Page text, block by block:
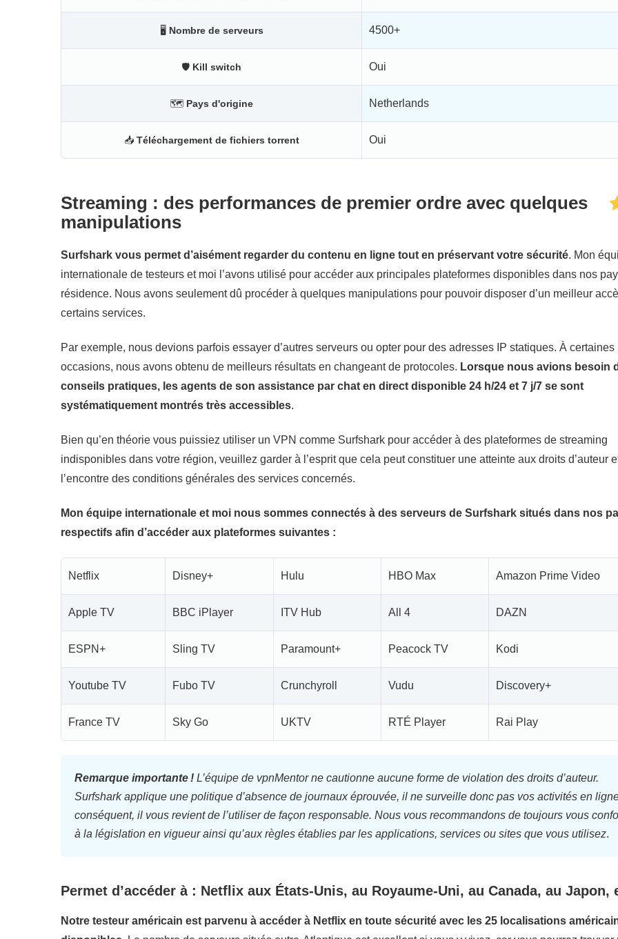
🖥 Nombre de serveurs 4500+
🛡 Kill switch Oui
🗺 Pays d'origine Netherlands
📥 Téléchargement de fichiers torrent Oui
Streaming : des performances de premier ordre avec quelques
manipulations
Surfshark vous permet d’aisément regarder du contenu en ligne tout en préservant votre sécurité. Mon
internationale de testeurs et moi l’avons utilisé pour accéder aux principales plateformes disponibles dans nos
résidence. Nous avons seulement dû procéder à quelques manipulations pour pouvoir disposer d’un meilleur
certains services.
Par exemple, nous devions parfois essayer d’autres serveurs ou opter pour des adresses IP statiques. À certaines
occasions, nous avons obtenu de meilleurs résultats en changeant de protocoles. Lorsque nous avions besoin
conseils pratiques, les agents de son assistance par chat en direct disponible 24 h/24 et 7 j/7 se sont
systématiquement montrés très accessibles.
Bien qu’en théorie vous puissiez utiliser un VPN comme Surfshark pour accéder à des plateformes de streaming
indisponibles dans votre région, veuillez garder à l’esprit que cela peut constituer une atteinte aux droits d’auteur
l’encontre des conditions générales des services concernés.
Mon équipe internationale et moi nous sommes connectés à des serveurs de Surfshark situés dans nos
respectifs afin d’accéder aux plateformes suivantes :
Netflix Disney+ Hulu HBO Max Amazon Prime Video
Apple TV BBC iPlayer ITV Hub All 4 DAZN
ESPN+ Sling TV Paramount+ Peacock TV Kodi
Youtube TV Fubo TV Crunchyroll Vudu Discovery+
France TV Sky Go UKTV RTÉ Player Rai Play
Remarque importante ! L’équipe de vpnMentor ne cautionne aucune forme de violation des droits d’auteur.
Surfshark applique une politique d’absence de journaux éprouvée, il ne surveille donc pas vos activités en
conséquent, il vous revient de l’utiliser de façon responsable. Nous vous recommandons de toujours vous
à la législation en vigueur ainsi qu’aux règles établies par les applications, services ou sites que vous utilisez.
Permet d’accéder à : Netflix aux États-Unis, au Royaume-Uni, au Canada, au Japon,
Notre testeur américain est parvenu à accéder à Netflix en toute sécurité avec les 25 localisations